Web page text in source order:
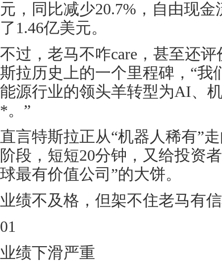
元，同比减少20.7%，自由现
了1.46亿美元。
不过，老马不咋care，甚至还
斯拉历史上的一个里程碑，“我
能源行业的领头羊转型为AI、
*。”
直言特斯拉正从“机器人稀有”
阶段，短短20分钟，又给投资
球最有价值公司”的大饼。
业绩不及格，但架不住老马有
01
业绩下滑严重